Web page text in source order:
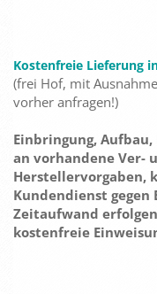
Kostenfreie Lieferung
(frei Hof, mit
vorher anfragen!)
Einbringung,
an vorhandene Ver-
Herstellervorgaben,
Kundendienst
Zeitaufwand
kostenfreie